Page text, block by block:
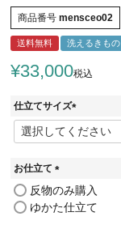
商品番号 mensceo02
送料無料 洗えるきもの
¥33,000税込
仕立てサイズ
(
必
お仕立て
(
必
須
反物のみ購入
ゆかた仕立て